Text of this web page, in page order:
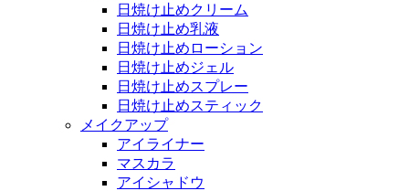
日焼け止めクリーム
日焼け止め乳液
日焼け止めローション
日焼け止めジェル
日焼け止めスプレー
日焼け止めスティック
メイクアップ
アイライナー
マスカラ
アイシャドウ